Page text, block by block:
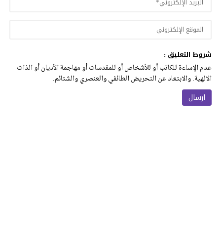
شروط التعليق :
عدم الإساءة للكاتب أو للأشخاص أو للمقدسات أو مهاجمة الأديان أو الذات
الالهية. والابتعاد عن التحريض الطائفي والعنصري والشتائم.